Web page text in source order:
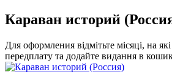
Караван историй
Для оформления відмітьте місяці, на
передплату та додайте видання в